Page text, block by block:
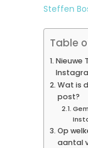
Steffen
Table
Nieuwe
Wat is
post?
Op
aantal